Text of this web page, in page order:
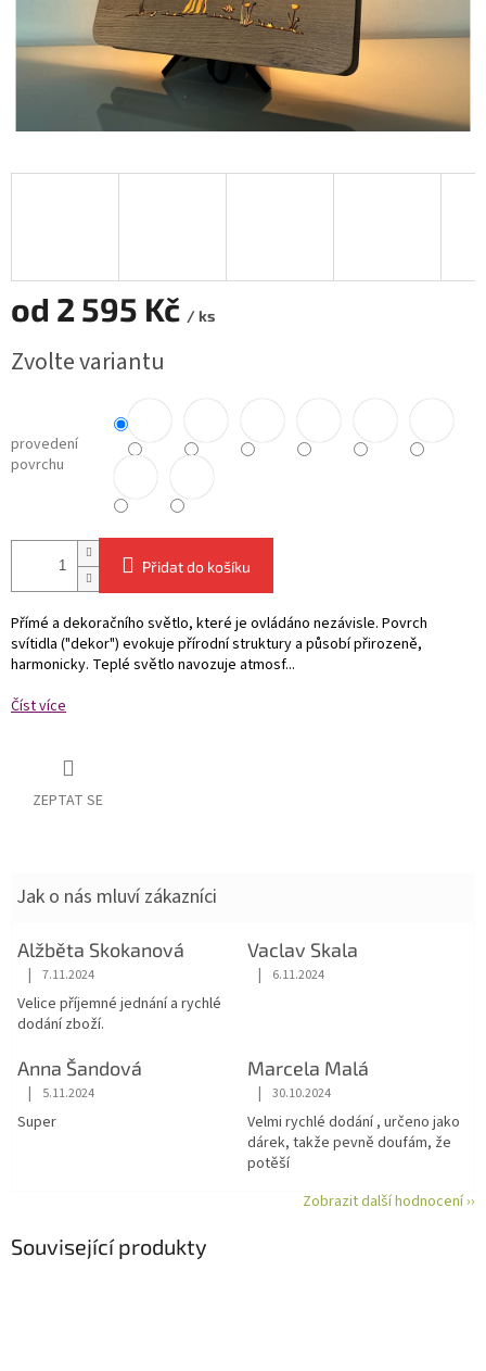
od 2 595 Kč / ks
cena:
Zvolte variantu
provedení
povrchu
Přidat do košíku
Přímé a dekoračního světlo, které je ovládáno nezávisle. Povrch
svítidla ("dekor") evokuje přírodní struktury a působí přirozeně,
harmonicky. Teplé světlo navozuje atmosf...
Číst více
ZEPTAT SE
Jak o nás mluví zákazníci
Alžběta Skokanová
Hodnocení obchodu je 5 z 5 hvězdiček.
| 7.11.2024
Velice příjemné jednání a rychlé
dodání zboží.
Vaclav Skala
Hodnocení obchodu je 5 z 5
| 6.11.2024
Anna Šandová
Hodnocení obchodu je 5 z 5 hvězdiček.
| 5.11.2024
Super
Marcela Malá
Hodnocení obchodu je 5 z 5
| 30.10.2024
Velmi rychlé dodání , určeno jako
dárek, takže pevně doufám, že
potěší
Zobrazit další hodnocení ››
Související produkty